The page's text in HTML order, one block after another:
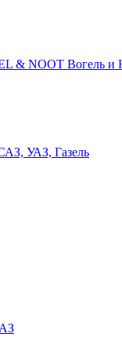
& NOOT Вогель и
УАЗ, Газель